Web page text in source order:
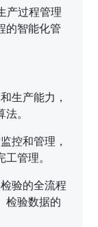
产过程管理
的智能化管
生产能力，
。
控和管理，
管理。
验的全流程
检验数据的